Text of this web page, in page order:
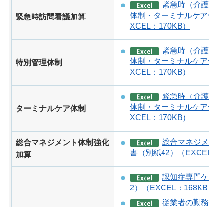
緊急時訪問看護加算
緊急時（介護
体制・ターミナルケア
XCEL：170KB）
特別管理体制
緊急時（介護
体制・ターミナルケア
XCEL：170KB）
ターミナルケア体制
緊急時（介護
体制・ターミナルケア
XCEL：170KB）
総合マネジメント体制強化
加算
総合マネジメ
書（別紙42）（EXCEL
認知症専門ケ
2）（EXCEL：168KB）
従業者の勤務